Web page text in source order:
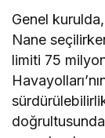
Genel
Nane
limiti 75